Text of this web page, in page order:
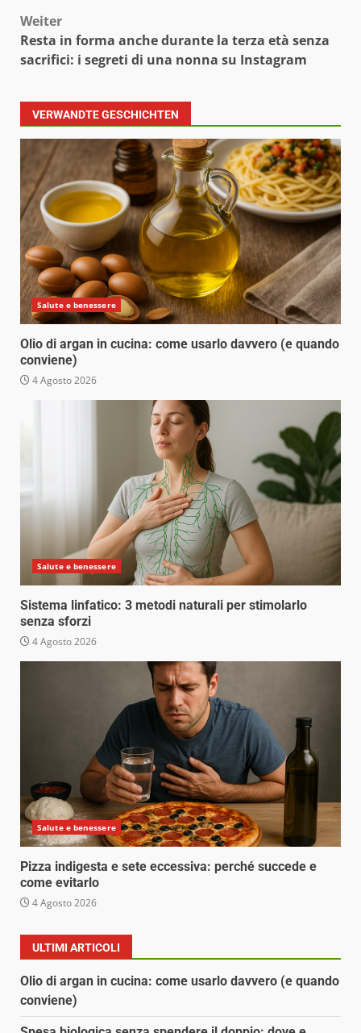
Weiter
Resta in forma anche durante la terza età senza
sacrifici: i segreti di una nonna su Instagram
VERWANDTE GESCHICHTEN
Salute e benessere
Olio di argan in cucina: come usarlo davvero (e quando
conviene)
4 Agosto 2026
Salute e benessere
Sistema linfatico: 3 metodi naturali per stimolarlo
senza sforzi
4 Agosto 2026
Salute e benessere
Pizza indigesta e sete eccessiva: perché succede e
come evitarlo
4 Agosto 2026
ULTIMI ARTICOLI
Olio di argan in cucina: come usarlo davvero (e quando
conviene)